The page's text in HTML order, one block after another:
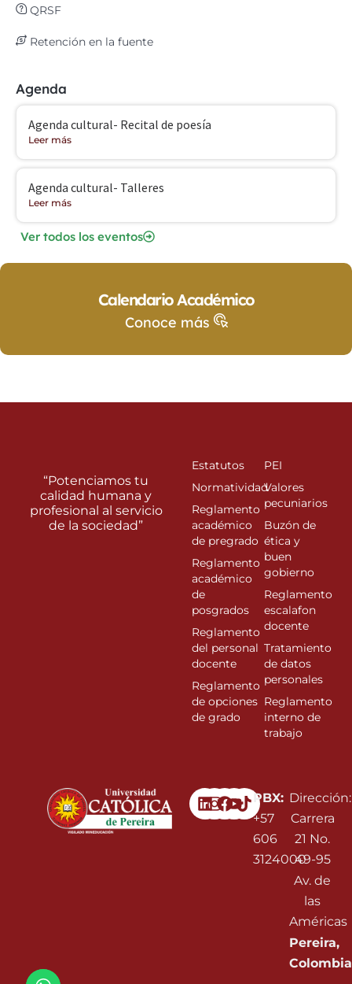
QRSF
Retención en la fuente
Agenda
Agenda cultural- Recital de poesía
Leer más
Agenda cultural- Talleres
Leer más
Ver todos los eventos
Calendario Académico
Conoce más
Linkedin
Instagram
Facebook
Youtube
PBX:
+57
606
3124000
Dirección:
Carrera
21 No.
49-95
Av. de
las
Américas
Pereira,
Colombia
“Potenciamos tu
calidad humana y
profesional al servicio
de la sociedad”
Estatutos
Normatividad
Reglamento
académico
de pregrado
Reglamento
académico
de
posgrados
Reglamento
del personal
docente
Reglamento
de opciones
de grado
PEI
Valores
pecuniarios
Buzón de
ética y
buen
gobierno
Reglamento
escalafon
docente
Tratamiento
de datos
personales
Reglamento
interno de
trabajo